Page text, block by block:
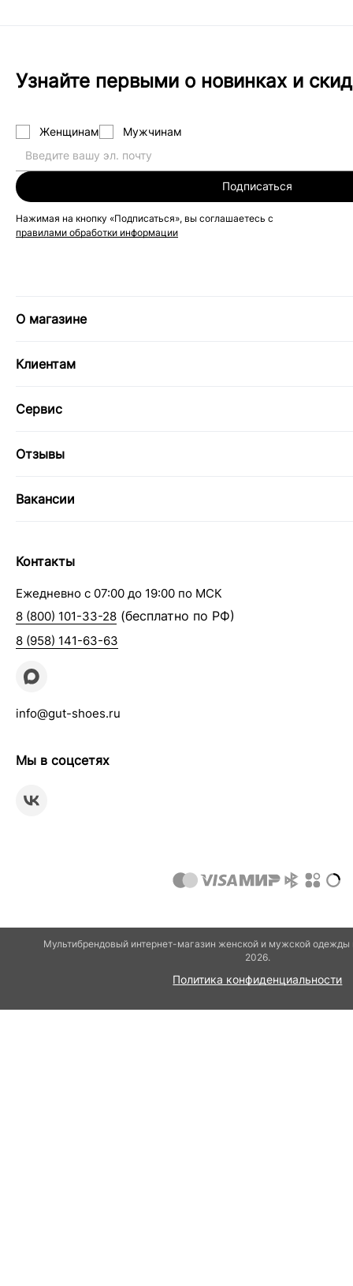
Узнайте первыми о новинках и
Женщинам Мужчинам
Подписаться
Нажимая на кнопку «Подписаться», вы соглашаетесь с
правилами обработки информации
О магазине
Клиентам
Сервис
Отзывы
Вакансии
Контакты
Ежедневно с 07:00 до 19:00 по МСК
8 (800) 101-33-28 (бесплатно по РФ)
8 (958) 141-63-63
info@gut-shoes.ru
Мы в соцсетях
Мультибрендовый интернет-магазин женской и мужской
2026.
Политика конфиденциальности